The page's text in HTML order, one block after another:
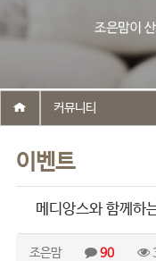
이벤트
커뮤니티
메디앙스와 함께하
조은맘 90